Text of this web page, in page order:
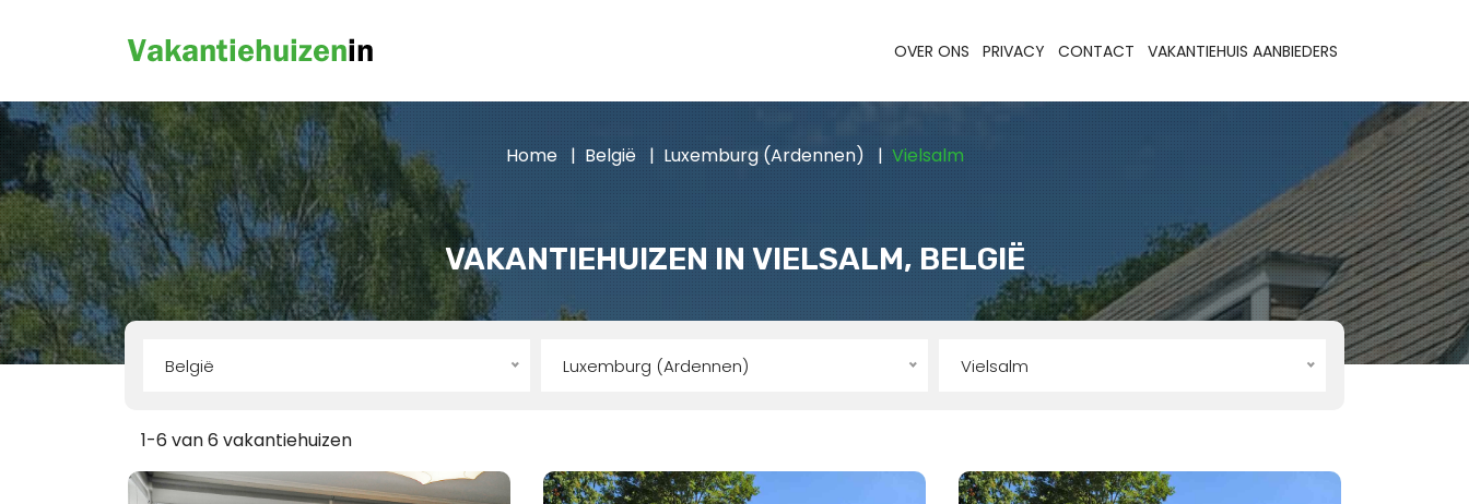
OVER ONS PRIVACY CONTACT VAKANTIEHUIS AANBIEDERS
VAKANTIEHUIZEN IN VIELSALM, BELGIË
Home België Luxemburg (Ardennen) Vielsalm
België Luxemburg (Ardennen) Vielsalm
1-6 van 6 vakantiehuizen